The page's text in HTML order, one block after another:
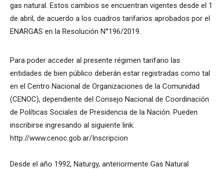
gas natural. Estos cambios se encuentran vigentes desde el 1
de abril, de acuerdo a los cuadros tarifarios aprobados por el
ENARGAS en la Resolución N°196/2019.
Para poder acceder al presente régimen tarifario las
entidades de bien público deberán estar registradas como tal
en el Centro Nacional de Organizaciones de la Comunidad
(CENOC), dependiente del Consejo Nacional de Coordinación
de Políticas Sociales de Presidencia de la Nación. Pueden
inscribirse ingresando al siguiente link:
http://www.cenoc.gob.ar/Inscripcion
Desde el año 1992, Naturgy, anteriormente Gas Natural